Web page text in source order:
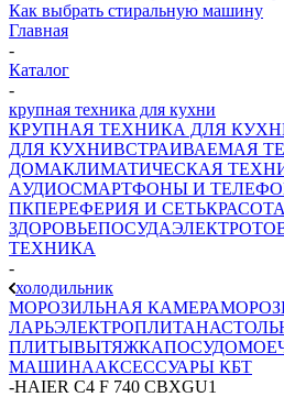
Как выбрать стиральную машину
Главная
-
Каталог
-
крупная техника для кухни
КРУПНАЯ ТЕХНИКА ДЛЯ
ДЛЯ КУХНИВСТРАИВАЕМАЯ
ДОМАКЛИМАТИЧЕСКАЯ
AУДИОСМАРТФОНЫ И
ПКПЕРЕФЕРИЯ И СЕТЬКРАСОТА
ЗДОРОВЬЕПОСУДА
ТЕХНИКА
-
холодильник
МОРОЗИЛЬНАЯ КАМЕРА
ЛАРЬЭЛЕКТРОПЛИТА
ПЛИТЫВЫТЯЖКА
МАШИНААКСЕССУАРЫ КБТ
-HAIER C4 F 740 CBXGU1